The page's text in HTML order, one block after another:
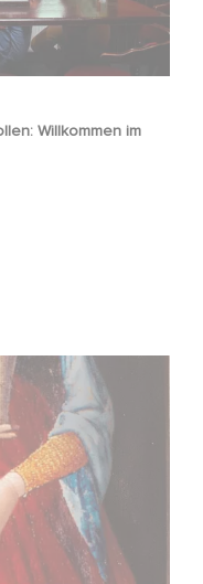
Willkommen im
Gaumont Projekt DIE